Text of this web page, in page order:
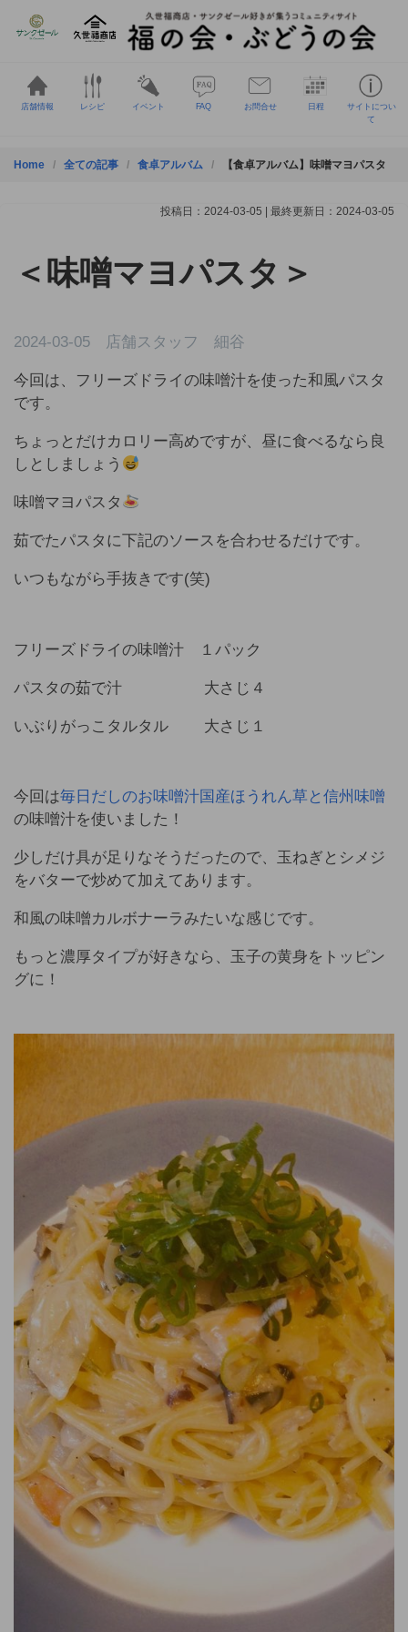
店舗情報 レシピ イベント FAQ お問合せ 日程
サイトについ
て
Home 全ての記事 食卓アルバム 【食卓アルバム】味噌マヨパスタ
投稿日：2024-03-05 | 最終更新日：2024-03-05
＜味噌マヨパスタ＞
2024-03-05 店舗スタッフ 細谷
今回は、フリーズドライの味噌汁を使った和風パスタ
です。
ちょっとだけカロリー高めですが、昼に食べるなら良
しとしましょう
味噌マヨパスタ
茹でたパスタに下記のソースを合わせるだけです。
いつもながら手抜きです(笑)
フリーズドライの味噌汁 １パック
パスタの茹で汁 大さじ４
いぶりがっこタルタル 大さじ１
今回は毎日だしのお味噌汁国産ほうれん草と信州味噌
の味噌汁を使いました！
少しだけ具が足りなそうだったので、玉ねぎとシメジ
をバターで炒めて加えてあります。
和風の味噌カルボナーラみたいな感じです。
もっと濃厚タイプが好きなら、玉子の黄身をトッピン
グに！